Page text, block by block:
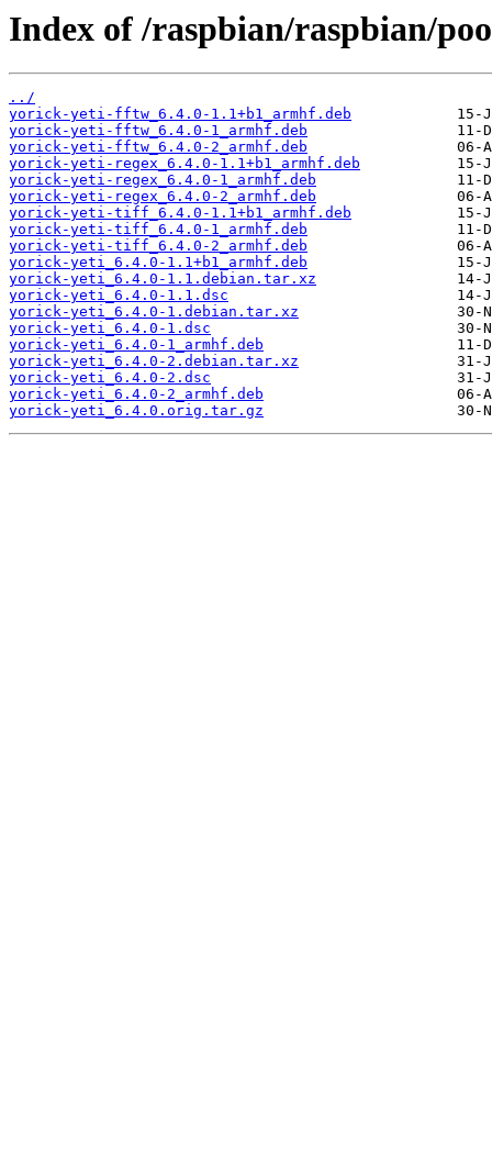
Index of /raspbian/raspbian/
../
yorick-yeti-fftw_6.4.0-1.1+b1_armhf.deb
yorick-yeti-fftw_6.4.0-1_armhf.deb
yorick-yeti-fftw_6.4.0-2_armhf.deb
yorick-yeti-regex_6.4.0-1.1+b1_armhf.deb
yorick-yeti-regex_6.4.0-1_armhf.deb
yorick-yeti-regex_6.4.0-2_armhf.deb
yorick-yeti-tiff_6.4.0-1.1+b1_armhf.deb
yorick-yeti-tiff_6.4.0-1_armhf.deb
yorick-yeti-tiff_6.4.0-2_armhf.deb
yorick-yeti_6.4.0-1.1+b1_armhf.deb
yorick-yeti_6.4.0-1.1.debian.tar.xz
yorick-yeti_6.4.0-1.1.dsc
yorick-yeti_6.4.0-1.debian.tar.xz
yorick-yeti_6.4.0-1.dsc
yorick-yeti_6.4.0-1_armhf.deb
yorick-yeti_6.4.0-2.debian.tar.xz
yorick-yeti_6.4.0-2.dsc
yorick-yeti_6.4.0-2_armhf.deb
yorick-yeti_6.4.0.orig.tar.gz